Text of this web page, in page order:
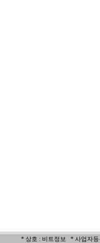
* 상호 : 비트정보 * 사업자등